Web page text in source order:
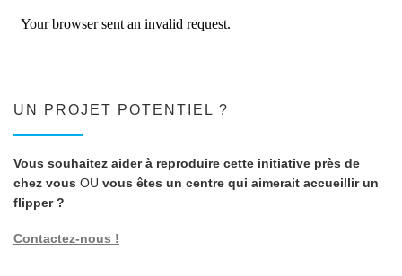
UN PROJET POTENTIEL ?
Vous souhaitez aider à reproduire cette initiative près de
chez vous OU vous êtes un centre qui aimerait accueillir un
flipper ?
Contactez-nous !